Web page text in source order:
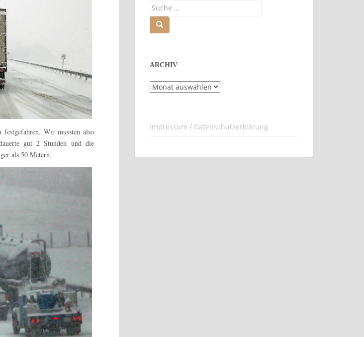
Wir mussten also
gut 2 Stunden und die
als 50 Metern.
ARCHIV
Archiv
Impressum / Datenschutzerklärung